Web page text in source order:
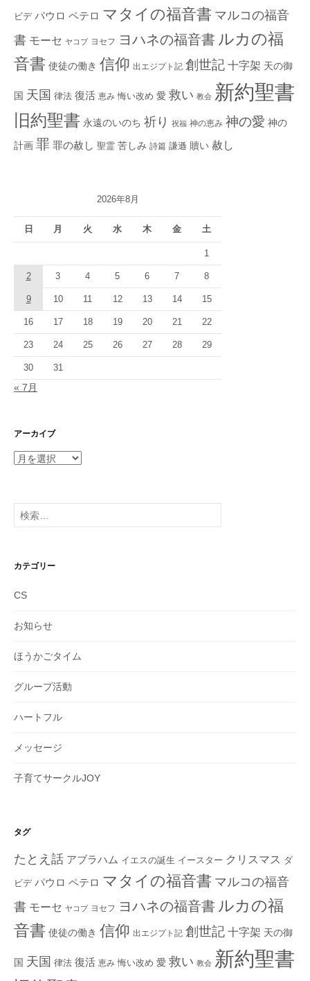
ビデ パウロ ペテロ マタイの福音書 マルコの福音
書 モーセ ヤコブ ヨセフ ヨハネの福音書 ルカの福
音書 使徒の働き 信仰 出エジプト記 創世記 十字架 天の御
国 天国 律法 復活 恵み 悔い改め 愛 救い 教会 新約聖書
旧約聖書 永遠のいのち 祈り 祝福 神の恵み 神の愛 神の
計画 罪 罪の赦し 聖霊 苦しみ 詩篇 謙遜 贖い 赦し
2026年8月
日 月 火 水 木 金 土
1
2 3 4 5 6 7 8
9 10 11 12 13 14 15
16 17 18 19 20 21 22
23 24 25 26 27 28 29
30 31
« 7月
アーカイブ
ア
イ
ブ
検
索:
カテゴリー
CS
お知らせ
ほうかごタイム
グループ活動
ハートフル
メッセージ
子育てサークルJOY
タグ
たとえ話 アブラハム イエスの誕生 イースター クリスマス ダ
ビデ パウロ ペテロ マタイの福音書 マルコの福音
書 モーセ ヤコブ ヨセフ ヨハネの福音書 ルカの福
音書 使徒の働き 信仰 出エジプト記 創世記 十字架 天の御
国 天国 律法 復活 恵み 悔い改め 愛 救い 教会 新約聖書